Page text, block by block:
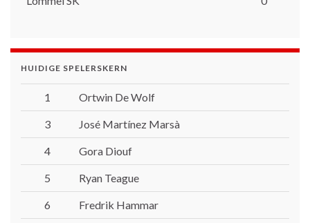
HUIDIGE SPELERSKERN
1 Ortwin De Wolf
3 José Martínez Marsà
4 Gora Diouf
5 Ryan Teague
6 Fredrik Hammar